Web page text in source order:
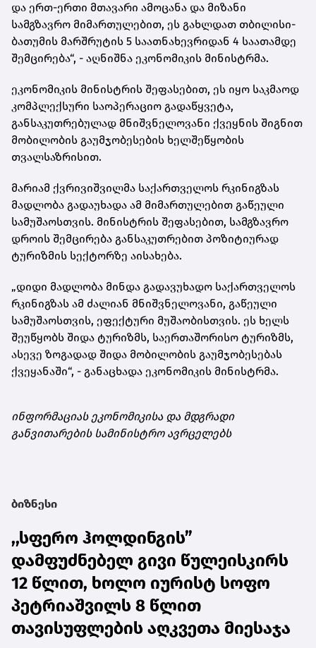
და ერთ-ერთი მთავარი ამოცანა და მიზანი
სამგზავრო მიმართულებით, ეს გახლდათ თბილისი-
ბათუმის მარშრუტის 5 საათნახევრიდან 4 საათამდე
შემცირება“, - აღნიშნა ეკონომიკის მინისტრმა.
ეკონომიკის მინისტრის შეფასებით, ეს იყო საკმაოდ
კომპლექსური საოპერაციო გადაწყვეტა,
განსაკუთრებულად მნიშვნელოვანი ქვეყნის შიგნით
მობილობის გაუმჯობესების ხელშეწყობის
თვალსაზრისით.
მარიამ ქვრივიშვილმა საქართველოს რკინიგზას
მადლობა გადაუხადა ამ მიმართულებით გაწეული
სამუშაოსთვის. მინისტრის შეფასებით, სამგზავრო
დროის შემცირება განსაკუთრებით პოზიტიურად
ტურიზმის სექტორზე აისახება.
„დიდი მადლობა მინდა გადავუხადო საქართველოს
რკინიგზას ამ ძალიან მნიშვნელოვანი, გაწეული
სამუშაოსთვის, ეფექტური მუშაობისთვის. ეს ხელს
შეუწყობს შიდა ტურიზმს, საერთაშორისო ტურიზმს,
ასევე ზოგადად შიდა მობილობის გაუმჯობესებას
ქვეყანაში“, - განაცხადა ეკონომიკის მინისტრმა.
ინფორმაციას ეკონომიკისა და მდგრადი
განვითარების სამინისტრო ავრცელებს
ბიზნესი
,,სფერო ჰოლდინგის”
დამფუძნებელ გივი წულეისკირს
12 წლით, ხოლო იურისტ სოფო
პეტრიაშვილს 8 წლით
თავისუფლების აღკვეთა მიესაჯა